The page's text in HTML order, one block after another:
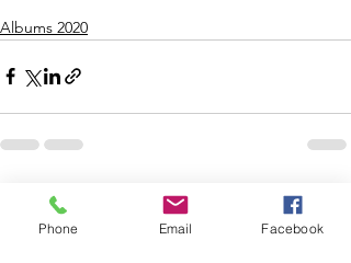
Albums 2020
Posts récents Voir tout
Phone Email Facebook